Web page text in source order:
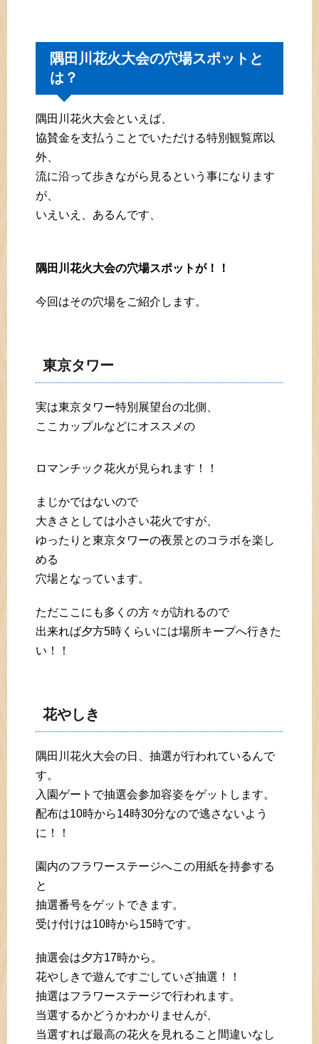
隅田川花火大会の穴場スポットと
は？
隅田川花火大会といえば、
協賛金を支払うことでいただける特別観覧席以
外、
流に沿って歩きながら見るという事になります
が、
いえいえ、あるんです、
隅田川花火大会の穴場スポットが！！
今回はその穴場をご紹介します。
東京タワー
実は東京タワー特別展望台の北側、
ここカップルなどにオススメの
ロマンチック花火が見られます！！
まじかではないので
大きさとしては小さい花火ですが、
ゆったりと東京タワーの夜景とのコラボを楽し
める
穴場となっています。
ただここにも多くの方々が訪れるので
出来れば夕方5時くらいには場所キープへ行きた
い！！
花やしき
隅田川花火大会の日、抽選が行われているんで
す。
入園ゲートで抽選会参加容姿をゲットします。
配布は10時から14時30分なので逃さないよう
に！！
園内のフラワーステージへこの用紙を持参する
と
抽選番号をゲットできます。
受け付けは10時から15時です。
抽選会は夕方17時から。
花やしきで遊んですごしていざ抽選！！
抽選はフラワーステージで行われます。
当選するかどうかわかりませんが、
当選すれば最高の花火を見れること間違いなし